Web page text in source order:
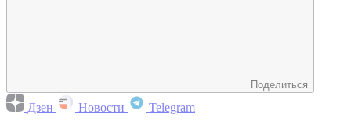
Поделиться
Дзен Новости Telegram